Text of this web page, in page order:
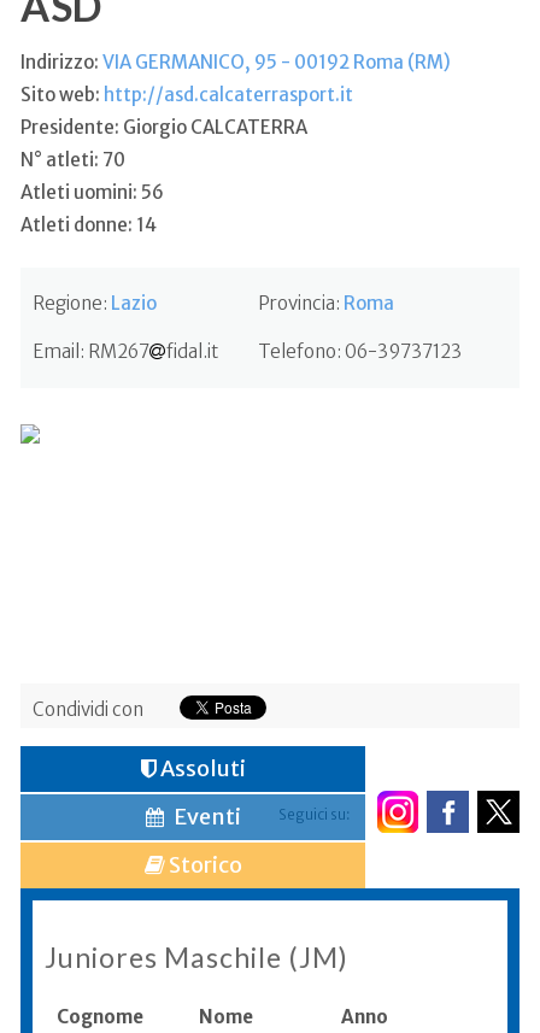
Indirizzo: VIA GERMANICO, 95 - 00192 Roma (RM)
Sito web: http://asd.calcaterrasport.it
Presidente: Giorgio CALCATERRA
N° atleti: 70
Atleti uomini: 56
Atleti donne: 14
Regione: Lazio Provincia: Roma
Email: RM267 fidal.it Telefono: 06-39737123
Condividi con
Seguici su:
Assoluti
Eventi
Storico
Juniores Maschile (JM)
Cognome Nome
Anno